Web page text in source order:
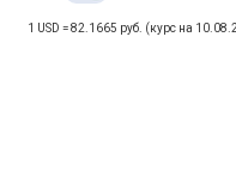
1 USD = 82.1665 руб. (курс на